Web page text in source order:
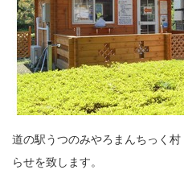
道の駅うつのみやろまんちっく
らせを致します。